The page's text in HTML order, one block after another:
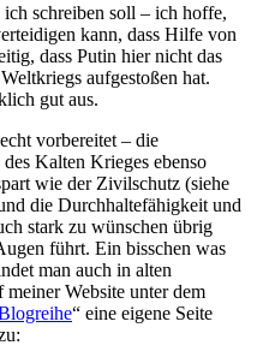
schreiben soll – ich hoffe,
kann, dass Hilfe von
dass Putin hier nicht das
aufgestoßen hat.
gut aus.
vorbereitet – die
Kalten Krieges ebenso
wie der Zivilschutz (siehe
die Durchhaltefähigkeit und
stark zu wünschen übrig
führt. Ein bisschen was
man auch in alten
Website unter dem
“ eine eigene Seite